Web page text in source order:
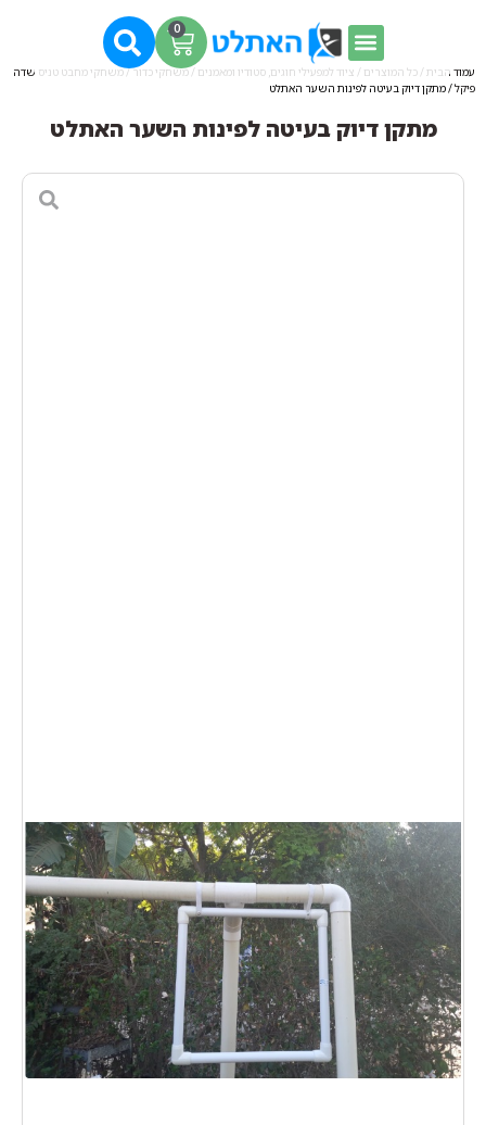
0
עמוד הבית / כל המוצרים / ציוד למפעילי חוגים, סטודיו ומאמנים / משחקי כדור/משחקי מחבט טניס שדה
פיקל/ מתקן דיוק בעיטה לפינות השער האתלט
מתקן דיוק בעיטה לפינות השער האתלט